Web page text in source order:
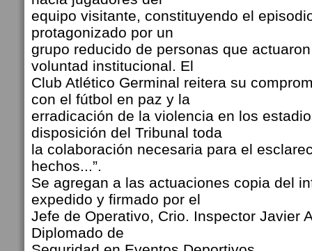
equipo visitante, constituyendo el
protagonizado por un
grupo reducido de personas que
voluntad institucional. El
Club Atlético Germinal reitera su
con el fútbol en paz y la
erradicación de la violencia en los
disposición del Tribunal toda
la colaboración necesaria para el
hechos...”.
Se agregan a las actuaciones copia del
expedido y firmado por el
Jefe de Operativo, Crio. Inspector Javier
Diplomado de